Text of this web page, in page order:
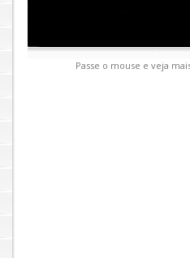
Passe o mouse e veja